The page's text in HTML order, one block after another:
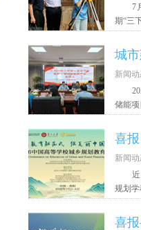
7
期“三
城
新闻
储能
喜报
新闻
规划
喜